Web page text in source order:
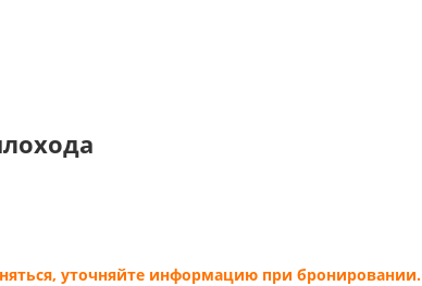
уточняйте информацию при бронировании.